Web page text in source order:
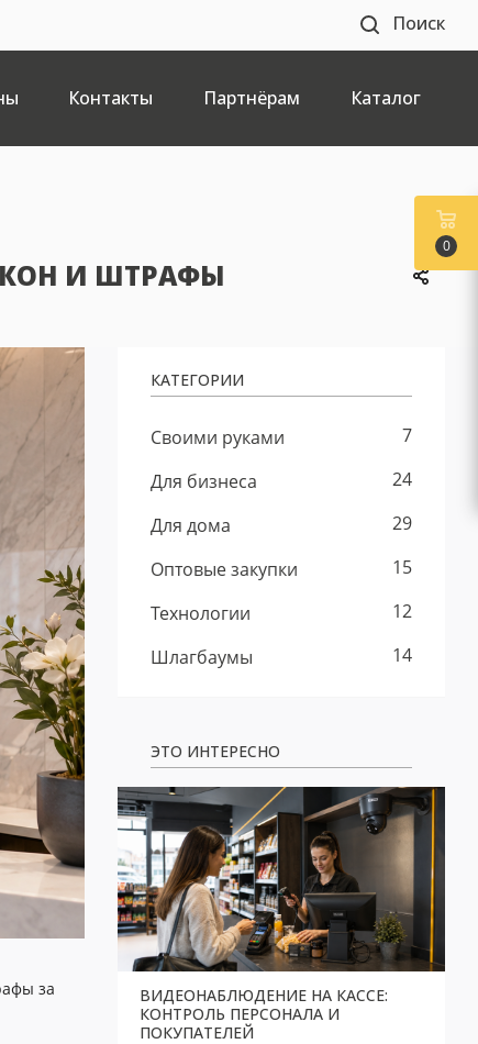
Поиск
Контакты Партнёрам Каталог
И ШТРАФЫ
за
КАТЕГОРИИ
Своими руками
7
Для бизнеса
24
Для дома
29
Оптовые закупки
15
Технологии
12
Шлагбаумы
14
ЭТО ИНТЕРЕСНО
ВИДЕОНАБЛЮДЕНИЕ НА КАССЕ:
КОНТРОЛЬ ПЕРСОНАЛА И
ПОКУПАТЕЛЕЙ
0